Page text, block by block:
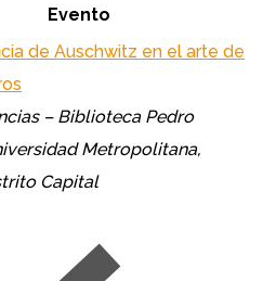
Evento
de Auschwitz en el arte de
– Biblioteca Pedro
Metropolitana,
Capital